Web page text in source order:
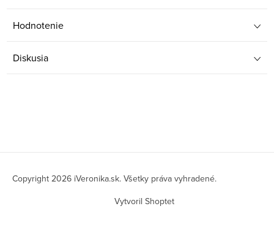
Hodnotenie
Diskusia
Vytvoril Shoptet
Copyright 2026 iVeronika.sk. Všetky práva vyhradené.